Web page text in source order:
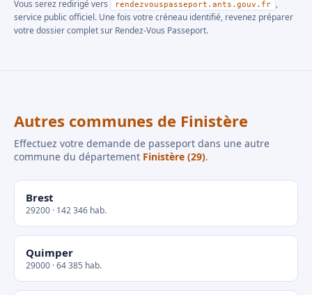
Vous serez redirigé vers rendezvouspasseport.ants.gouv.fr
,
service public officiel. Une fois votre créneau identifié, revenez préparer
votre dossier complet sur Rendez-Vous Passeport.
Autres communes de Finistère
Effectuez votre demande de passeport dans une autre
commune du département Finistère (29).
Brest
29200 · 142 346 hab.
Quimper
29000 · 64 385 hab.